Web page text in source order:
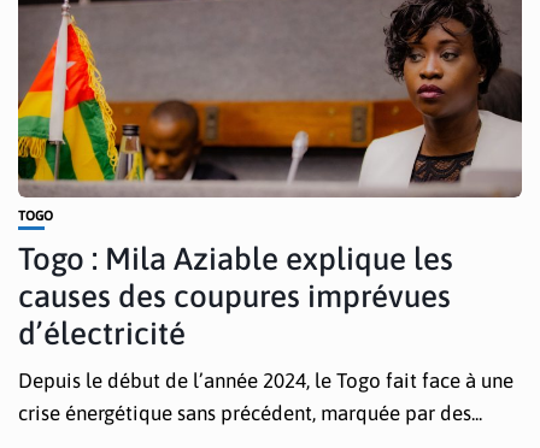
TOGO
Togo : Mila Aziable explique les
causes des coupures imprévues
d’électricité
Depuis le début de l’année 2024, le Togo fait face à une
crise énergétique sans précédent, marquée par des...